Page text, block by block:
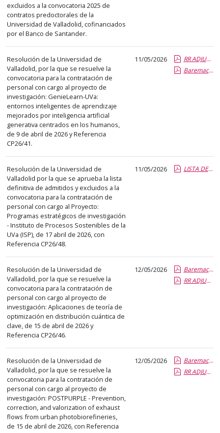
un
PDF
con
el
detalle
del
anuncio
completo.
excluidos a la convocatoria 2025 de
contratos predoctorales de la
Universidad de Valladolid, cofinanciados
por el Banco de Santander.
Resolución de la Universidad de
Valladolid, por la que se resuelve la
convocatoria para la contratación de
personal con cargo al proyecto de
investigación: GenieLearn-UVa:
entornos inteligentes de aprendizaje
mejorados por inteligencia artificial
generativa centrados en los humanos,
de 9 de abril de 2026 y Referencia
CP26/41.
11/05/2026
RR ADJUDICACIÓN CP26-41.pdf.pdf
Baremacio-n y propuesta COMISIO-N SELECCION CP26-41.report.pdf.pdf
Resolución de la Universidad de
Valladolid por la que se aprueba la lista
definitiva de admitidos y excluidos a la
convocatoria para la contratación de
personal con cargo al Proyecto:
Programas estratégicos de investigación
- Instituto de Procesos Sostenibles de la
UVa (ISP), de 17 abril de 2026, con
Referencia CP26/48.
11/05/2026 LISTA DEFINITIVA ADMITIDOS Y EXCLUIDOS CP26-48.pdf.pdf
Resolución de la Universidad de
Valladolid, por la que se resuelve la
convocatoria para la contratación de
personal con cargo al proyecto de
investigación: Aplicaciones de teoría de
optimización en distribución cuántica de
clave, de 15 de abril de 2026 y
Referencia CP26/46.
12/05/2026
Baremacion y propuesta COMISION SELECCION CP26-46.report.pdf.pdf
RR ADJUDICACIÓN CP26-46.pdf.pdf
Resolución de la Universidad de
Valladolid, por la que se resuelve la
convocatoria para la contratación de
personal con cargo al proyecto de
investigación: POSTPURPLE - Prevention,
correction, and valorization of exhaust
flows from urban photobiorefineries,
de 15 de abril de 2026, con Referencia
12/05/2026
Baremacion y propuesta COMISION SELECCION CP26-47.doc.report.pdf.pdf
RR ADJUDICACIÓN CP26-47.pdf.pdf